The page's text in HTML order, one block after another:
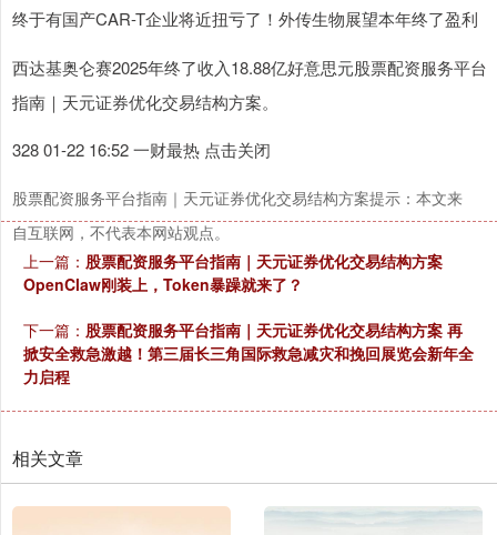
终于有国产CAR-T企业将近扭亏了！外传生物展望本年终了盈利
西达基奥仑赛2025年终了收入18.88亿好意思元股票配资服务平台
指南｜天元证券优化交易结构方案。
328 01-22 16:52 一财最热 点击关闭
股票配资服务平台指南｜天元证券优化交易结构方案提示：本文来
自互联网，不代表本网站观点。
上一篇： 股票配资服务平台指南｜天元证券优化交易结构方案
OpenClaw刚装上，Token暴躁就来了？
下一篇： 股票配资服务平台指南｜天元证券优化交易结构方案 再
掀安全救急激越！第三届长三角国际救急减灾和挽回展览会新年全
力启程
相关文章